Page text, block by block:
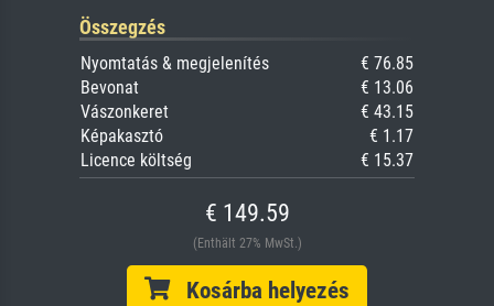
Összegzés
Nyomtatás & megjelenítés
€ 76.85
Bevonat
€ 13.06
Vászonkeret
€ 43.15
Képakasztó
€ 1.17
Licence költség
€ 15.37
€ 149.59
(Enthält 27% MwSt.)
Kosárba helyezés